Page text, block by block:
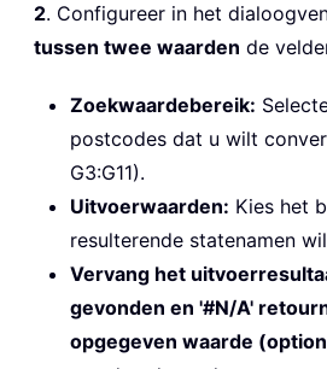
2. Configureer in het
tussen twee waarden de
Zoekwaardebereik:
postcodes dat u wilt
G3:G11).
Uitvoerwaarden: Kies het
resulterende statenamen
Vervang het
gevonden en '#N/A'
opgegeven waarde